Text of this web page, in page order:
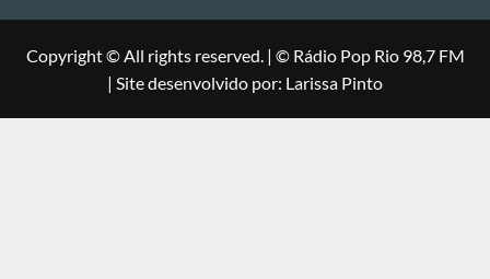
Copyright © All rights reserved. | ©Rádio Pop Rio 98,7 FM
| Site desenvolvido por: Larissa Pinto